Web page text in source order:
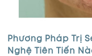
Phương Pháp Trị
Nghệ Tiên Tiến